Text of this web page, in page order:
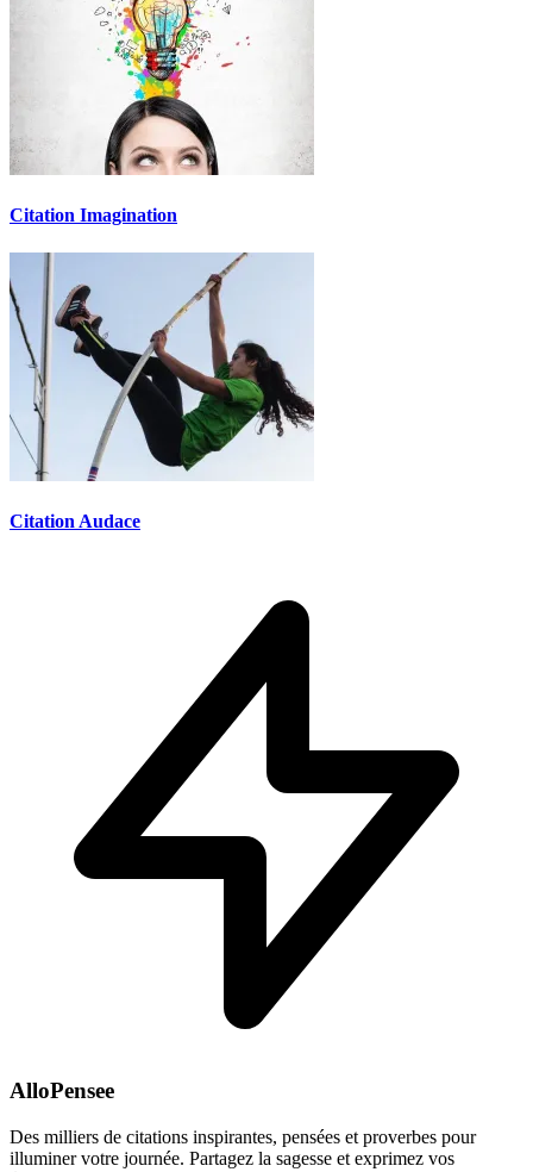
Citation Imagination
Citation Audace
AlloPensee
Des milliers de citations inspirantes, pensées et proverbes pour
illuminer votre journée. Partagez la sagesse et exprimez vos